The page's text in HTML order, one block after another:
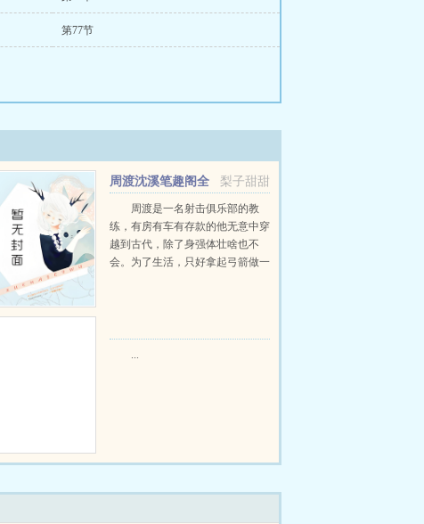
第77节
梨子甜甜
周渡沈溪笔趣阁全
文免费阅读
周渡是一名射击俱乐部的教
练，有房有车有存款的他无意中穿
越到古代，除了身强体壮啥也不
会。为了生活，只好拿起弓箭做一
...